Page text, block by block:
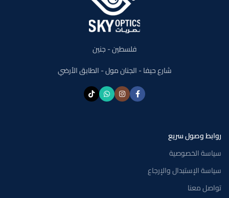
فلسطين - جنين
شارع حيفا - الجنان مول - الطابق الأرضي
روابط وصول سريع
سياسة الخصوصية
سياسة الإستبدال والإرجاع
تواصل معنا